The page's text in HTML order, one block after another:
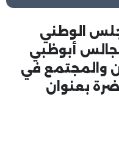
الوطني
مجالس أبوظبي
والمجتمع في
بعنوان